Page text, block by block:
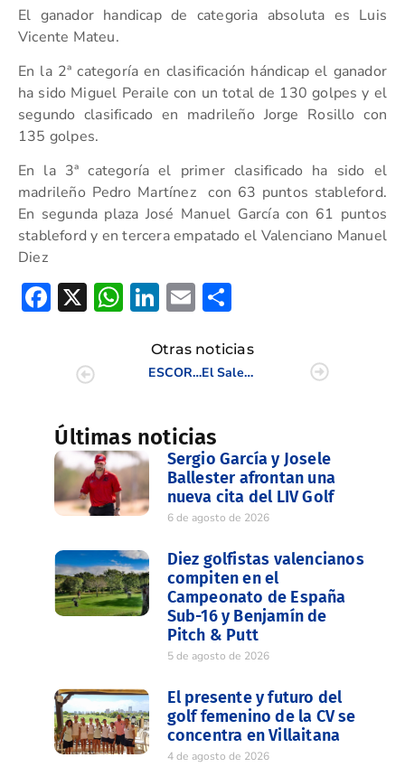
El ganador handicap de categoria absoluta es Luis
Vicente Mateu.
En la 2ª categoría en clasificación hándicap el ganador
ha sido Miguel Peraile con un total de 130 golpes y el
segundo clasificado en madrileño Jorge Rosillo con
135 golpes.
En la 3ª categoría el primer clasificado ha sido el
madrileño Pedro Martínez con 63 puntos stableford.
En segunda plaza José Manuel García con 61 puntos
stableford y en tercera empatado el Valenciano Manuel
Diez
Facebook
X WhatsApp
LinkedIn
Email
Otras noticias
ESCORPION CAMPEON DE LA C.V. INTERCLUBES
El Saler acoge la Final del Triangular Masculino y Femenino
Últimas noticias
Sergio García y Josele
Ballester afrontan una
nueva cita del LIV Golf
6 de agosto de 2026
Diez golfistas valencianos
compiten en el
Campeonato de España
Sub-16 y Benjamín de
Pitch & Putt
5 de agosto de 2026
El presente y futuro del
golf femenino de la CV se
concentra en Villaitana
4 de agosto de 2026